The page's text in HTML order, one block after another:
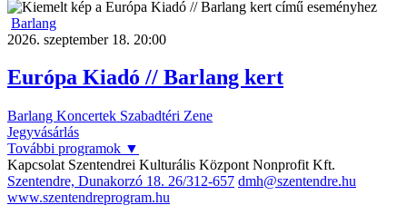
Barlang
2026. szeptember 18. 20:00
Európa Kiadó // Barlang kert
Barlang Koncertek Szabadtéri Zene
Jegyvásárlás
További programok ▼
Kapcsolat Szentendrei Kulturális Központ Nonprofit Kft.
Szentendre, Dunakorzó 18. 26/312-657 dmh@szentendre.hu
www.szentendreprogram.hu